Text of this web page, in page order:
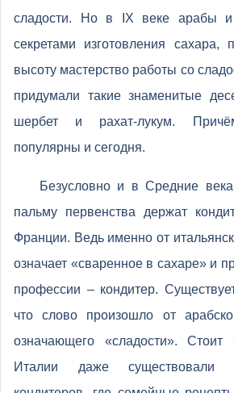
сладости. Но в IX веке арабы и
секретами изготовления
высоту мастерство работы со
придумали такие знаменитые
шербет и рахат-лукум.
популярны и сегодня.
Безусловно и в Средние
пальму первенства держат
Франции. Ведь именно от
означает «сваренное в сахаре» и
профессии – кондитер.
что слово произошло от
означающего «сладости».
Италии даже существовали